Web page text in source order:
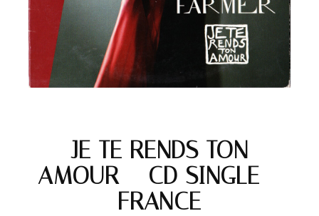
JE TE RENDS TON
AMOUR – CD SINGLE –
FRANCE